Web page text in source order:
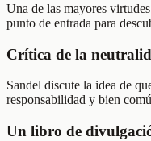
Una de las mayores
punto de entrada para
Crítica de la
Sandel discute la idea de
responsabilidad y bien
Un libro de